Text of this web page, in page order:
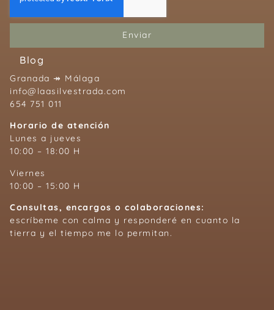
Enviar
Blog
Granada ↠ Málaga
info@laasilvestrada.com
654 751 011
Horario de atención
Lunes a jueves
10:00 – 18:00 H
Viernes
10:00 – 15:00 H
Consultas, encargos o colaboraciones:
escríbeme con calma y responderé en cuanto la
tierra y el tiempo me lo permitan.